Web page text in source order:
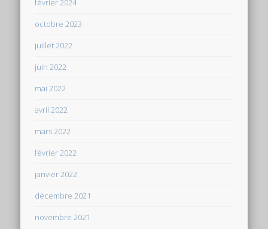
février 2024
octobre 2023
juillet 2022
juin 2022
mai 2022
avril 2022
mars 2022
février 2022
janvier 2022
décembre 2021
novembre 2021